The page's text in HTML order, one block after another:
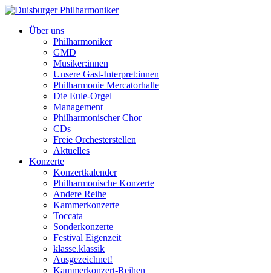
Über uns
Philharmoniker
GMD
Musiker:innen
Unsere Gast-Interpret:innen
Philharmonie Mercatorhalle
Die Eule-Orgel
Management
Philharmonischer Chor
CDs
Freie Orchesterstellen
Aktuelles
Konzerte
Konzertkalender
Philharmonische Konzerte
Andere Reihe
Kammerkonzerte
Toccata
Sonderkonzerte
Festival Eigenzeit
klasse.klassik
Ausgezeichnet!
Kammerkonzert-Reihen